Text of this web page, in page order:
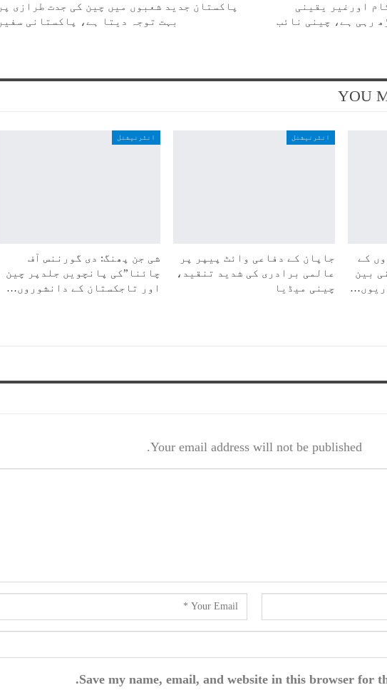
اورغیر یقینی
رہی ہے، چینی نائب
پاکستان جدید شعبوں میں چین کی جدت طرازی پر
بہت توجہ دیتا ہے، پاکستانی سفیر
YOU
کے
بین
انٹرنیشنل
جاپان کے دفاعی وائٹ پیپر پر
عالمی برادری کی شدید تنقید،
چینی میڈیا
انٹرنیشنل
شی جن پھنگ: دی گورننس آف
چائنا”کی پانچویں جلدپر چین
اور تاجکستان کے دانشوروں…
Your email address will not be published.
Save my name, email, and website in this browser for